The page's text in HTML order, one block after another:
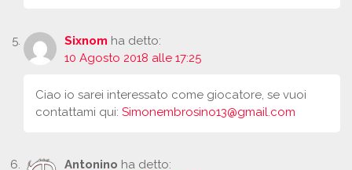
Sixnom ha detto:
10 Agosto 2018 alle 17:25
Ciao io sarei interessato come giocatore, se vuoi
contattami qui: Simonembrosino13@gmail.com
Antonino ha detto: